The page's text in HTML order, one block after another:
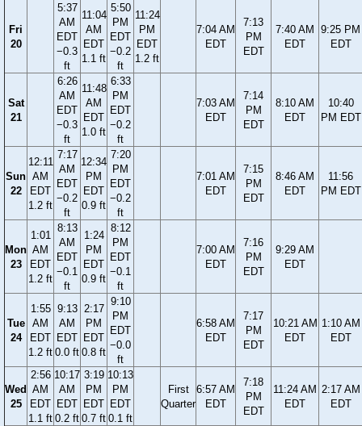
Fri
20
5:37
AM
EDT
−0.3
ft
11:04
AM
EDT
1.1 ft
5:50
PM
EDT
−0.2
ft
11:24
PM
EDT
1.2 ft
7:04 AM
EDT
7:13
PM
EDT
7:40 AM
EDT
9:25 PM
EDT
Sat
21
6:26
AM
EDT
−0.3
ft
11:48
AM
EDT
1.0 ft
6:33
PM
EDT
−0.2
ft
7:03 AM
EDT
7:14
PM
EDT
8:10 AM
EDT
10:40
PM EDT
Sun
22
12:11
AM
EDT
1.2 ft
7:17
AM
EDT
−0.2
ft
12:34
PM
EDT
0.9 ft
7:20
PM
EDT
−0.2
ft
7:01 AM
EDT
7:15
PM
EDT
8:46 AM
EDT
11:56
PM EDT
Mon
23
1:01
AM
EDT
1.2 ft
8:13
AM
EDT
−0.1
ft
1:24
PM
EDT
0.9 ft
8:12
PM
EDT
−0.1
ft
7:00 AM
EDT
7:16
PM
EDT
9:29 AM
EDT
Tue
24
1:55
AM
EDT
1.2 ft
9:13
AM
EDT
0.0 ft
2:17
PM
EDT
0.8 ft
9:10
PM
EDT
−0.0
ft
6:58 AM
EDT
7:17
PM
EDT
10:21 AM
EDT
1:10 AM
EDT
Wed
25
2:56
AM
EDT
1.1 ft
10:17
AM
EDT
0.2 ft
3:19
PM
EDT
0.7 ft
10:13
PM
EDT
0.1 ft
First
Quarter
6:57 AM
EDT
7:18
PM
EDT
11:24 AM
EDT
2:17 AM
EDT